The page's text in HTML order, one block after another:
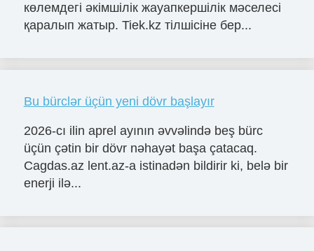
көлемдегі әкімшілік жауапкершілік мәселесі
қаралып жатыр. Tiek.kz тілшісіне бер...
Bu bürclər üçün yeni dövr başlayır
2026-cı ilin aprel ayının əvvəlində beş bürc
üçün çətin bir dövr nəhayət başa çatacaq.
Cagdas.az lent.az-a istinadən bildirir ki, belə bir
enerji ilə...